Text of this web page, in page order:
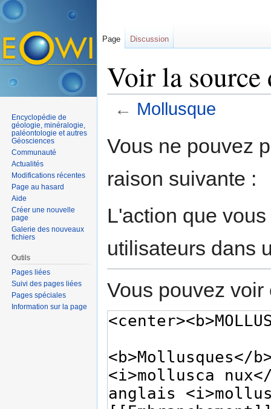
Voir la
← Mollusque
Vous ne pouvez
raison suivante :
L'action que
utilisateurs dans
Vous pouvez
Page Discussion
Encyclopédie de
géologie, minéralogie,
paléontologie et autres
Géosciences
Communauté
Actualités
Modifications récentes
Page au hasard
Aide
Créer une nouvelle
page
Galerie des nouveaux
fichiers
Outils
Pages liées
Suivi des pages liées
Pages spéciales
Information sur la page